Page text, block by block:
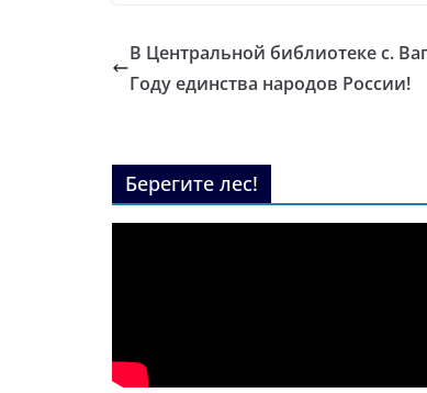
В Центральной библиотеке с.
Году единства народов России!
Берегите лес!